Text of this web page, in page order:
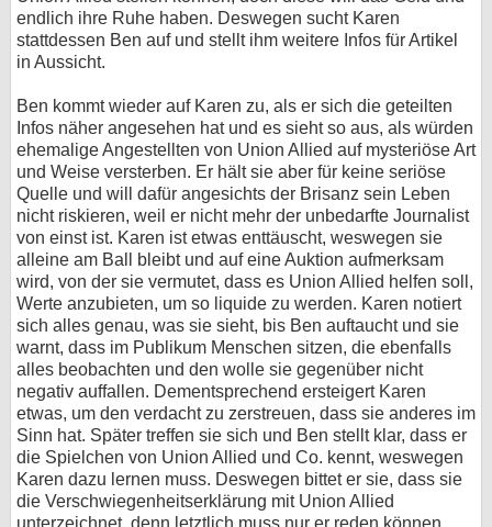
endlich ihre Ruhe haben. Deswegen sucht Karen
stattdessen Ben auf und stellt ihm weitere Infos für Artikel
in Aussicht.
Ben kommt wieder auf Karen zu, als er sich die geteilten
Infos näher angesehen hat und es sieht so aus, als würden
ehemalige Angestellten von Union Allied auf mysteriöse Art
und Weise versterben. Er hält sie aber für keine seriöse
Quelle und will dafür angesichts der Brisanz sein Leben
nicht riskieren, weil er nicht mehr der unbedarfte Journalist
von einst ist. Karen ist etwas enttäuscht, weswegen sie
alleine am Ball bleibt und auf eine Auktion aufmerksam
wird, von der sie vermutet, dass es Union Allied helfen soll,
Werte anzubieten, um so liquide zu werden. Karen notiert
sich alles genau, was sie sieht, bis Ben auftaucht und sie
warnt, dass im Publikum Menschen sitzen, die ebenfalls
alles beobachten und den wolle sie gegenüber nicht
negativ auffallen. Dementsprechend ersteigert Karen
etwas, um den verdacht zu zerstreuen, dass sie anderes im
Sinn hat. Später treffen sie sich und Ben stellt klar, dass er
die Spielchen von Union Allied und Co. kennt, weswegen
Karen dazu lernen muss. Deswegen bittet er sie, dass sie
die Verschwiegenheitserklärung mit Union Allied
unterzeichnet, denn letztlich muss nur er reden können.